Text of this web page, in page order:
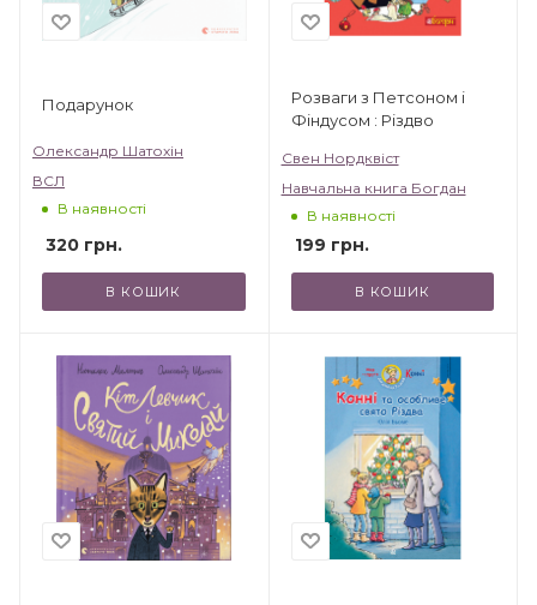
Подарунок
Олександр Шатохін
ВСЛ
В наявності
320 грн.
В КОШИК
Розваги з Петсоном і
Фіндусом : Різдво
Свен Нордквіст
Навчальна книга Богдан
В наявності
199 грн.
В КОШИК